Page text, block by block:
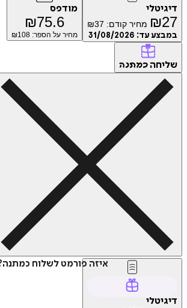
₪ מחיר קודם: ₪37
עד:31/08/2026
מודפס
₪75.6
מחיר על הספר: ₪108
כמתנה
איזה פורמט לשלוח כמתנה?